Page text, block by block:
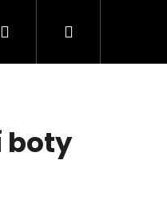
Dárkové poukazy
PřihlášeníNákupní
boty